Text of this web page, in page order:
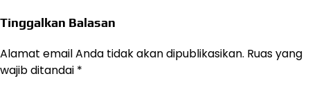
Tinggalkan Balasan
Alamat email Anda tidak akan dipublikasikan. Ruas yang
wajib ditandai *